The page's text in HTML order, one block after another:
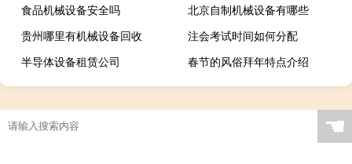
食品机械设备安全吗
北京自制机械设备有哪些
贵州哪里有机械设备回收
注会考试时间如何分配
半导体设备租赁公司
春节的风俗拜年特点介绍
☚